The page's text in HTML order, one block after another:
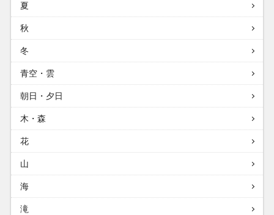
夏
秋
冬
青空・雲
朝日・夕日
木・森
花
山
海
滝